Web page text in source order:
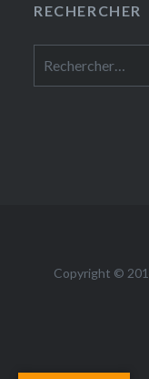
RECHERCHER
Copyright ©